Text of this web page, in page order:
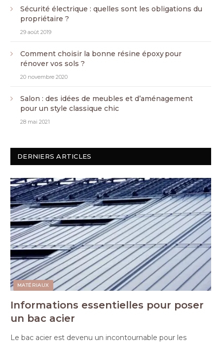
Sécurité électrique : quelles sont les obligations du
propriétaire ?
29 août 2019
Comment choisir la bonne résine époxy pour
rénover vos sols ?
20 novembre 2020
Salon : des idées de meubles et d’aménagement
pour un style classique chic
28 mai 2021
DERNIERS ARTICLES
MATÉRIAUX
Informations essentielles pour poser
un bac acier
Le bac acier est devenu un incontournable pour les